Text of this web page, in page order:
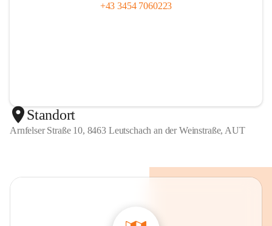
+43 3454 7060223
Standort
Arnfelser Straße 10, 8463 Leutschach an der Weinstraße, AUT